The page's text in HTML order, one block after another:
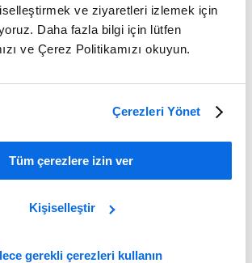
ve ziyaretleri izlemek için
Daha fazla bilgi için lütfen
ve Çerez Politikamızı okuyun.
Çerezleri Yönet
Tüm çerezlere izin ver
Kişiselleştir
gerekli çerezleri kullanın
firmanız maliyetleri kontrol edip
rekabete ayak uydurmakta zorlanıyor
dışı yazılımının nasıl ürün inovasyonunu
ürünün bölgeye uyumluluğunu ve